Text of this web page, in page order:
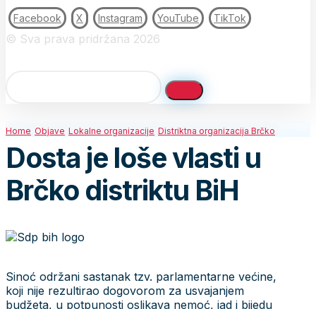
Facebook X Instagram YouTube TikTok
© Sva prava pridržana 2026
Home Objave Lokalne organizacije Distriktna organizacija Brčko
Dosta je loše vlasti u
Brčko distriktu BiH
Sinoć održani sastanak tzv. parlamentarne većine,
koji nije rezultirao dogovorom za usvajanjem
budžeta, u potpunosti oslikava nemoć, jad i bijedu